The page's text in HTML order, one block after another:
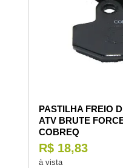
PASTILHA FREIO
ATV BRUTE
COBREQ
R$ 18,83
à vista